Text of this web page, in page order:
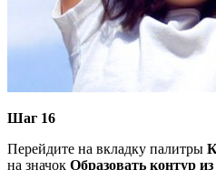
Шаг 16
Перейдите на вкладку палитры
на значок Образовать контур